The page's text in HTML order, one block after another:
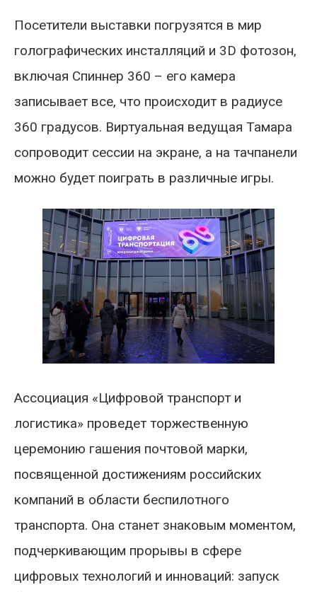
Посетители выставки погрузятся в мир
голографических инсталляций и 3D фотозон,
включая Спиннер 360 – его камера
записывает все, что происходит в радиусе
360 градусов. Виртуальная ведущая Тамара
сопроводит сессии на экране, а на тачпанели
можно будет поиграть в различные игры.
Ассоциация «Цифровой транспорт и
логистика» проведет торжественную
церемонию гашения почтовой марки,
посвященной достижениям российских
компаний в области беспилотного
транспорта. Она станет знаковым моментом,
подчеркивающим прорывы в сфере
цифровых технологий и инноваций: запуск